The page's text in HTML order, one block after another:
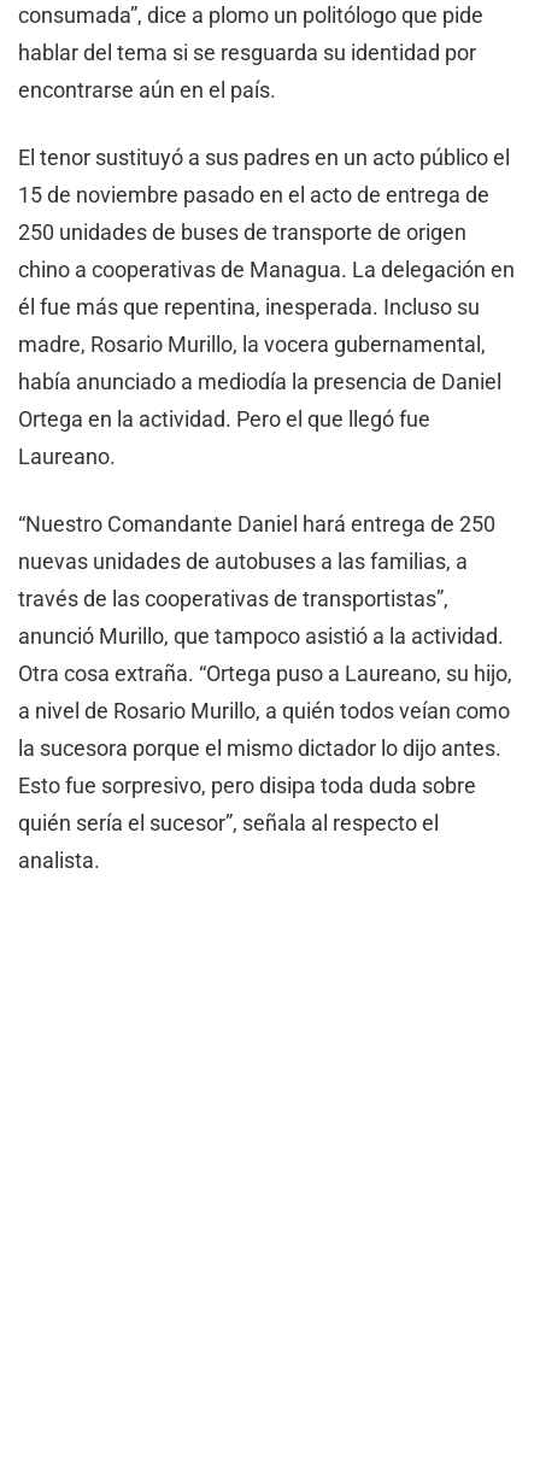
consumada”, dice a plomo un politólogo que pide
hablar del tema si se resguarda su identidad por
encontrarse aún en el país.
El tenor sustituyó a sus padres en un acto público el
15 de noviembre pasado en el acto de entrega de
250 unidades de buses de transporte de origen
chino a cooperativas de Managua. La delegación en
él fue más que repentina, inesperada. Incluso su
madre, Rosario Murillo, la vocera gubernamental,
había anunciado a mediodía la presencia de Daniel
Ortega en la actividad. Pero el que llegó fue
Laureano.
“Nuestro Comandante Daniel hará entrega de 250
nuevas unidades de autobuses a las familias, a
través de las cooperativas de transportistas”,
anunció Murillo, que tampoco asistió a la actividad.
Otra cosa extraña. “Ortega puso a Laureano, su hijo,
a nivel de Rosario Murillo, a quién todos veían como
la sucesora porque el mismo dictador lo dijo antes.
Esto fue sorpresivo, pero disipa toda duda sobre
quién sería el sucesor”, señala al respecto el
analista.